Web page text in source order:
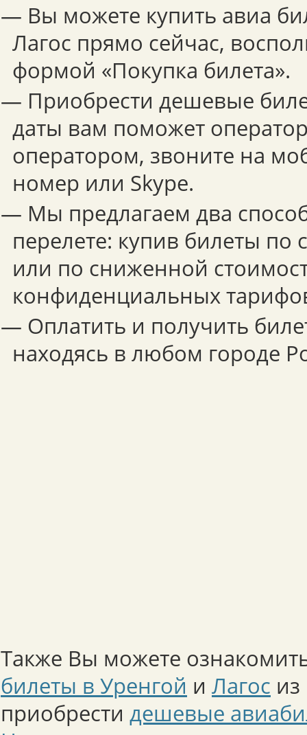
— Вы можете купить авиа
Лагос прямо сейчас,
формой «Покупка билета».
— Приобрести дешевые
даты вам поможет
оператором, звоните на
номер или Skype.
— Мы предлагаем два
перелете: купив билеты
или по сниженной
конфиденциальных
— Оплатить и получить
находясь в любом городе
Также Вы можете
билеты в Уренгой и Лагос
приобрести дешевые